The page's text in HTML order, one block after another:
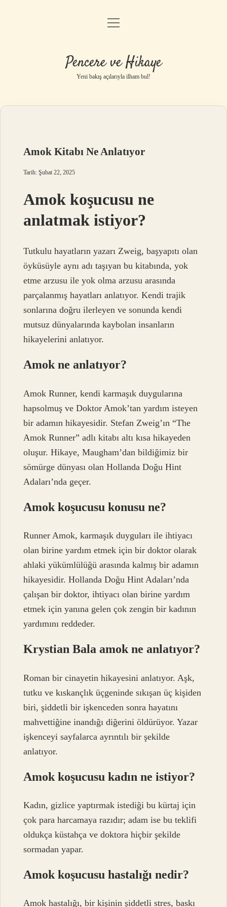
Anasayfa
Yasal Uyarı
menüyü
Pencere ve Hikaye
Yeni bakış açılarıyla ilham bul!
Amok Kitabı Ne Anlatıyor
Tarih: Şubat 22, 2025
Amok koşucusu ne
anlatmak istiyor?
Tutkulu hayatların yazarı Zweig, başyapıtı olan
öyküsüyle aynı adı taşıyan bu kitabında, yok
etme arzusu ile yok olma arzusu arasında
parçalanmış hayatları anlatıyor. Kendi trajik
sonlarına doğru ilerleyen ve sonunda kendi
mutsuz dünyalarında kaybolan insanların
hikayelerini anlatıyor.
Amok ne anlatıyor?
Amok Runner, kendi karmaşık duygularına
hapsolmuş ve Doktor Amok’tan yardım isteyen
bir adamın hikayesidir. Stefan Zweig’ın “The
Amok Runner” adlı kitabı altı kısa hikayeden
oluşur. Hikaye, Maugham’dan bildiğimiz bir
sömürge dünyası olan Hollanda Doğu Hint
Adaları’nda geçer.
Amok koşucusu konusu ne?
Runner Amok, karmaşık duyguları ile ihtiyacı
olan birine yardım etmek için bir doktor olarak
ahlaki yükümlülüğü arasında kalmış bir adamın
hikayesidir. Hollanda Doğu Hint Adaları’nda
çalışan bir doktor, ihtiyacı olan birine yardım
etmek için yanına gelen çok zengin bir kadının
yardımını reddeder.
Krystian Bala amok ne anlatıyor?
Roman bir cinayetin hikayesini anlatıyor. Aşk,
tutku ve kıskançlık üçgeninde sıkışan üç kişiden
biri, şiddetli bir işkenceden sonra hayatını
mahvettiğine inandığı diğerini öldürüyor. Yazar
işkenceyi sayfalarca ayrıntılı bir şekilde
anlatıyor.
Amok koşucusu kadın ne istiyor?
Kadın, gizlice yaptırmak istediği bu kürtaj için
çok para harcamaya razıdır; adam ise bu teklifi
oldukça küstahça ve doktora hiçbir şekilde
sormadan yapar.
Amok koşucusu hastalığı nedir?
Amok hastalığı, bir kişinin şiddetli stres, baskı